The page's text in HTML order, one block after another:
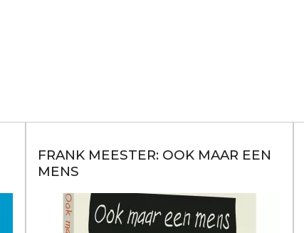
FRANK MEESTER: OOK MAAR EEN
MENS